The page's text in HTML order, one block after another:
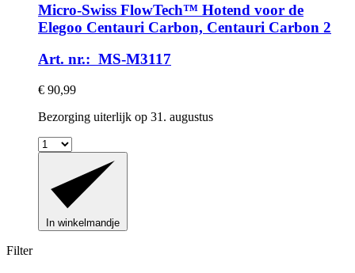
Micro-Swiss FlowTech™ Hotend voor de
Elegoo Centauri Carbon, Centauri Carbon 2
Art. nr.: MS-M3117
€ 90,99
Bezorging uiterlijk op 31. augustus
In winkelmandje
Filter